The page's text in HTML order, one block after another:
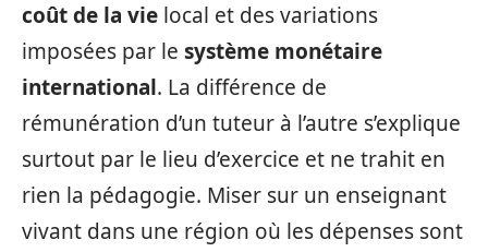
coût de la vie local et des variations
imposées par le système monétaire
international. La différence de
rémunération d’un tuteur à l’autre s’explique
surtout par le lieu d’exercice et ne trahit en
rien la pédagogie. Miser sur un enseignant
vivant dans une région où les dépenses sont